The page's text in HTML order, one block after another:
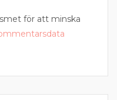
för att minska